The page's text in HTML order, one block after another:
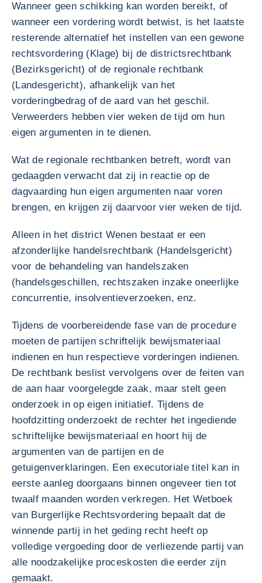
Wanneer geen schikking kan worden bereikt, of
wanneer een vordering wordt betwist, is het laatste
resterende alternatief het instellen van een gewone
rechtsvordering (Klage) bij de districtsrechtbank
(Bezirksgericht) of de regionale rechtbank
(Landesgericht), afhankelijk van het
vorderingbedrag of de aard van het geschil.
Verweerders hebben vier weken de tijd om hun
eigen argumenten in te dienen.
Wat de regionale rechtbanken betreft, wordt van
gedaagden verwacht dat zij in reactie op de
dagvaarding hun eigen argumenten naar voren
brengen, en krijgen zij daarvoor vier weken de tijd.
Alleen in het district Wenen bestaat er een
afzonderlijke handelsrechtbank (Handelsgericht)
voor de behandeling van handelszaken
(handelsgeschillen, rechtszaken inzake oneerlijke
concurrentie, insolventieverzoeken, enz.
Tijdens de voorbereidende fase van de procedure
moeten de partijen schriftelijk bewijsmateriaal
indienen en hun respectieve vorderingen indienen.
De rechtbank beslist vervolgens over de feiten van
de aan haar voorgelegde zaak, maar stelt geen
onderzoek in op eigen initiatief. Tijdens de
hoofdzitting onderzoekt de rechter het ingediende
schriftelijke bewijsmateriaal en hoort hij de
argumenten van de partijen en de
getuigenverklaringen. Een executoriale titel kan in
eerste aanleg doorgaans binnen ongeveer tien tot
twaalf maanden worden verkregen. Het Wetboek
van Burgerlijke Rechtsvordering bepaalt dat de
winnende partij in het geding recht heeft op
volledige vergoeding door de verliezende partij van
alle noodzakelijke proceskosten die eerder zijn
gemaakt.